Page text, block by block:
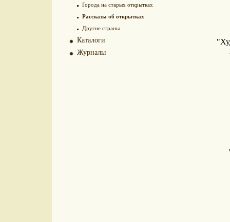
Города на старых открытках
Рассказы об открытках
Другие страны
Каталоги
Журналы